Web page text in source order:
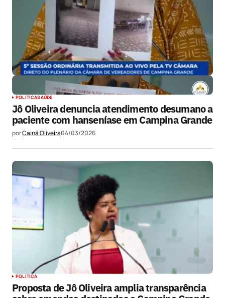
POLÍTICASAÚDE
Jô Oliveira denuncia atendimento desumano a
paciente com hanseníase em Campina Grande
porCainã Oliveira04/03/2026
POLÍTICA
Proposta de Jô Oliveira amplia transparência